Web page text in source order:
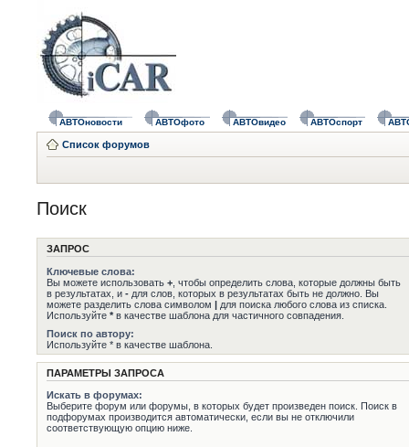
АВТОновости АВТОфото АВТОвидео АВТОспорт
Список форумов
Поиск
ЗАПРОС
Ключевые слова:
Вы можете использовать + , чтобы определить слова, которые должны быть
в результатах, и - для слов, которых в результатах быть не должно. Вы
можете разделить слова символом | для поиска любого слова из списка.
Используйте * в качестве шаблона для частичного совпадения.
Поиск по автору:
Используйте * в качестве шаблона.
ПАРАМЕТРЫ ЗАПРОСА
Искать в форумах:
Выберите форум или форумы, в которых будет произведен поиск. Поиск в
подфорумах производится автоматически, если вы не отключили
соответствующую опцию ниже.